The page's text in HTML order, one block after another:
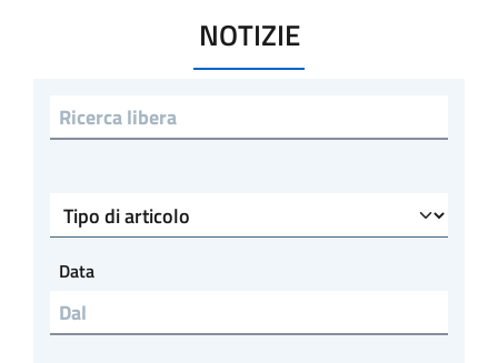
NOTIZIE
Ricerca libera
Tipo di articolo
Data